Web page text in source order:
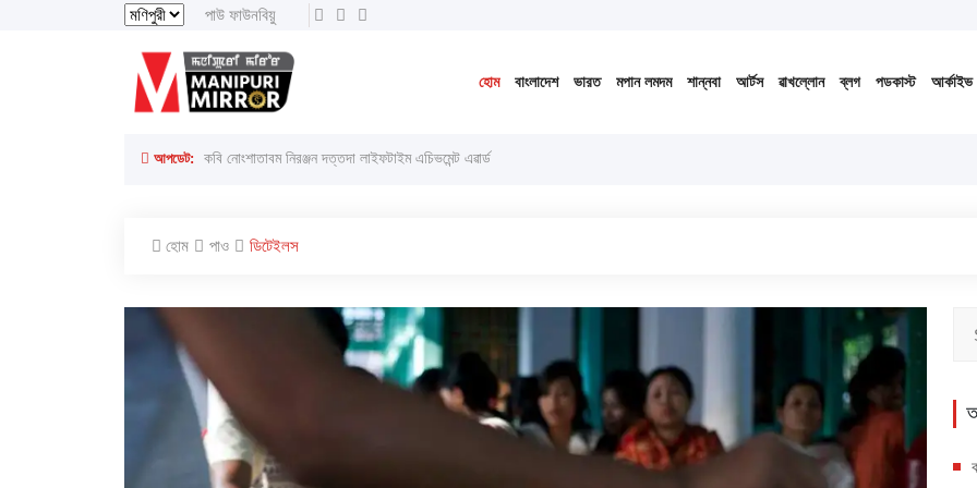
পাউ ফাউনবিয়ু
সগোলসেন, ৬ অগাস্ট ২০২৬ ইং
হোম বাংলাদেশ ভারত মপান লমদম শান্নবা আর্টস ৱাখল্লোন ব্লগ পডকাস্ট আর্কাইভ
আপডেট: কবি নোংশাতাবম নিরঞ্জন দত্তদা লাইফটাইম এচিভমেন্ট এৱার্ড
লাইরেল্লাকপম হেরামনিগী '' অতিয়াগী তেলেঙ্গা '' ফোঙখ্রে
হোম পাও ডিটেইলস